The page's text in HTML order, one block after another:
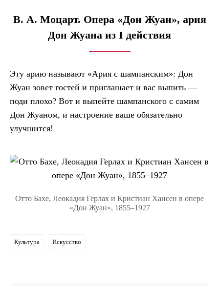
В. А. Моцарт. Опера «Дон Жуан», ария
Дон Жуана из I действия
Эту арию называют «Ария с шампанским»: Дон
Жуан зовет гостей и приглашает и вас выпить —
поди плохо? Вот и выпейте шампанского с самим
Дон Жуаном, и настроение ваше обязательно
улучшится!
Отто Бахе, Леокадия Герлах и Кристиан Хансен в опере
«Дон Жуан», 1855–1927
Культура Искусство